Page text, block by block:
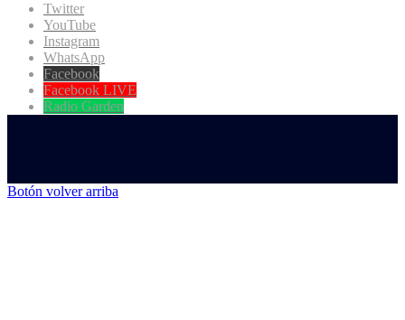
Twitter
YouTube
Instagram
WhatsApp
Facebook
Facebook LIVE
Radio Garden
Botón volver arriba